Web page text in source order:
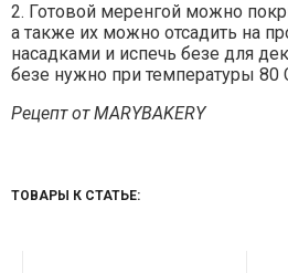
2. Готовой меренгой можно
а также их можно отсадить на
насадками и испечь безе для
безе нужно при температуры 80
Рецепт от MARYBAKERY
ТОВАРЫ К СТАТЬЕ: